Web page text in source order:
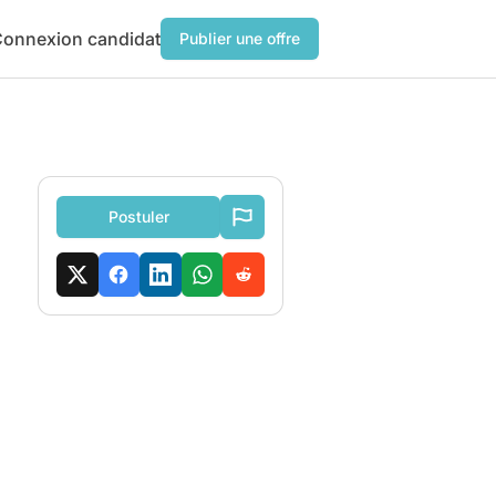
candidat Publier une offre
Postuler